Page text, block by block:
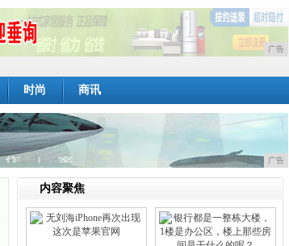
广告
时尚 商讯
广告
内容聚焦